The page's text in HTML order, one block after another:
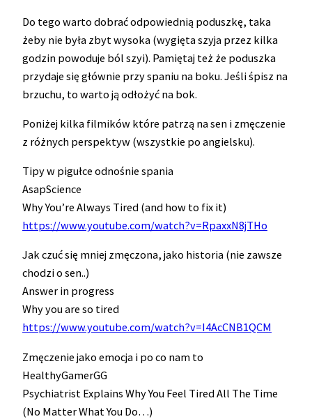
Do tego warto dobrać odpowiednią poduszkę, taka
żeby nie była zbyt wysoka (wygięta szyja przez kilka
godzin powoduje ból szyi). Pamiętaj też że poduszka
przydaje się głównie przy spaniu na boku. Jeśli śpisz na
brzuchu, to warto ją odłożyć na bok.
Poniżej kilka filmików które patrzą na sen i zmęczenie
z różnych perspektyw (wszystkie po angielsku).
Tipy w pigułce odnośnie spania
AsapScience
Why You’re Always Tired (and how to fix it)
https://www.youtube.com/watch?v=RpaxxN8jTHo
Jak czuć się mniej zmęczona, jako historia (nie zawsze
chodzi o sen..)
Answer in progress
Why you are so tired
https://www.youtube.com/watch?v=I4AcCNB1QCM
Zmęczenie jako emocja i po co nam to
HealthyGamerGG
Psychiatrist Explains Why You Feel Tired All The Time
(No Matter What You Do…)